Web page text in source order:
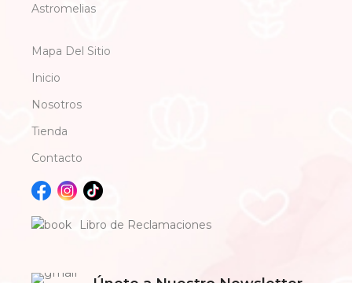
Astromelias
Mapa Del Sitio
Inicio
Nosotros
Tienda
Contacto
Libro de Reclamaciones